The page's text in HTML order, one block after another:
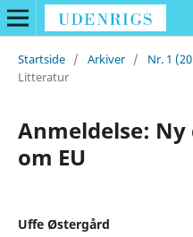
Startside / Arkiver / Nr. 1
Litteratur
Anmeldelse:
om EU
Uffe Østergård